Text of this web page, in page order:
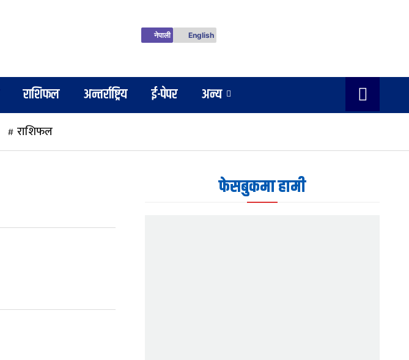
नेपाली English
राशिफल अन्तर्राष्ट्रिय ई-पेपर
अन्य
राशिफल
फेसबुकमा हामी